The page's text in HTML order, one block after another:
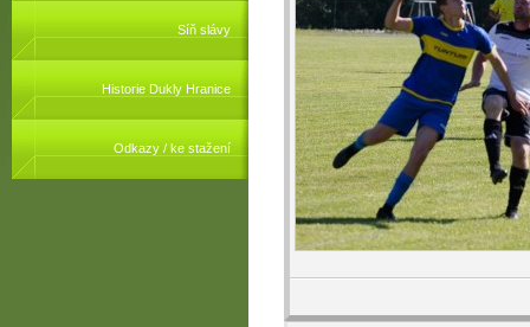
Síň slávy
Historie Dukly Hranice
Odkazy / ke stažení